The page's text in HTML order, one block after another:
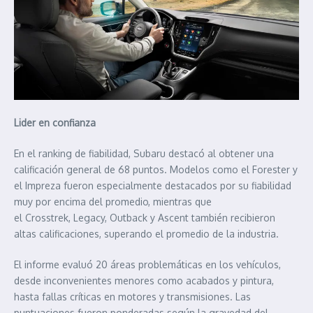
Lider en confianza
En el ranking de fiabilidad, Subaru destacó al obtener una
calificación general de 68 puntos. Modelos como el Forester y
el Impreza fueron especialmente destacados por su fiabilidad
muy por encima del promedio, mientras que
el Crosstrek, Legacy, Outback y Ascent también recibieron
altas calificaciones, superando el promedio de la industria.
El informe evaluó 20 áreas problemáticas en los vehículos,
desde inconvenientes menores como acabados y pintura,
hasta fallas críticas en motores y transmisiones. Las